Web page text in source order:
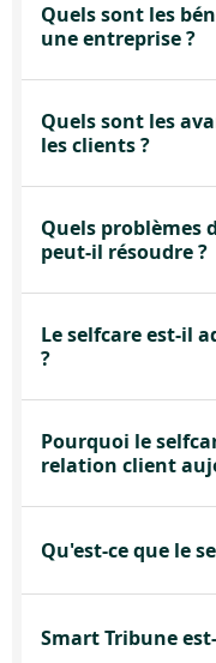
Quels sont les
une entreprise ?
Quels sont les
les clients ?
Quels problèmes
peut-il résoudre ?
Le selfcare est-il
?
Pourquoi le
relation client
Qu'est-ce que le
Smart Tribune